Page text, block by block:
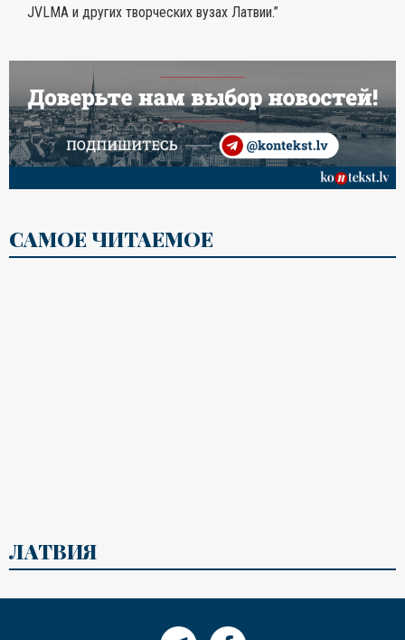
JVLMA и других творческих вузах Латвии.
САМОЕ ЧИТАЕМОЕ
ЛАТВИЯ